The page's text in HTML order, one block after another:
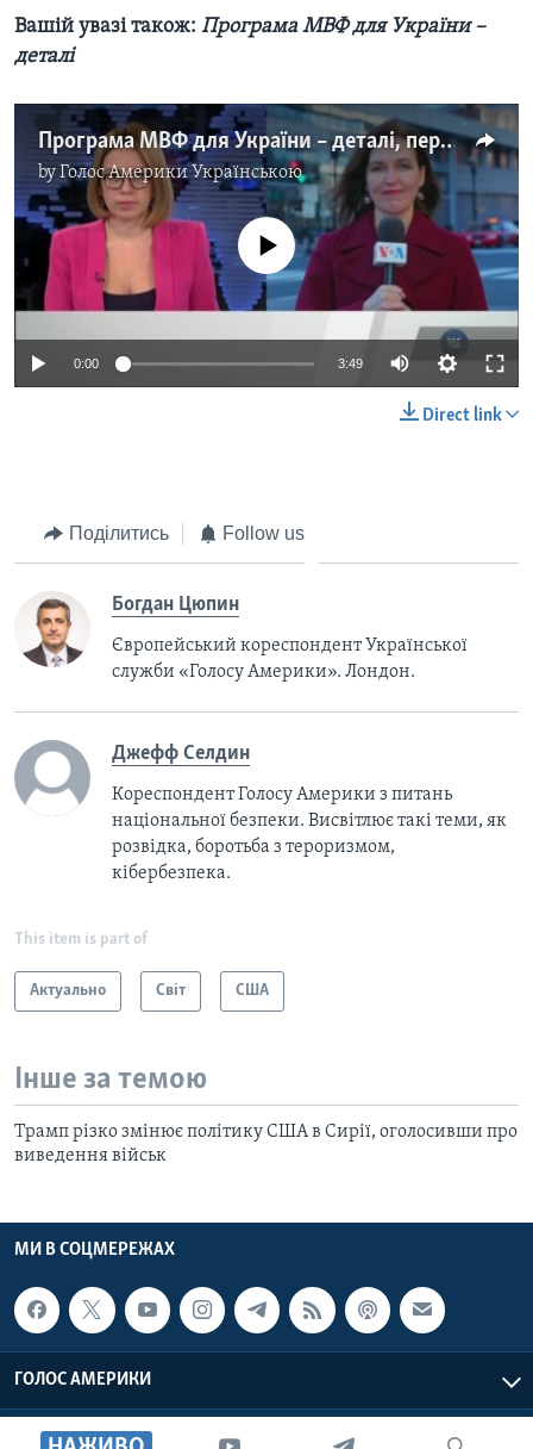
Вашій увазі також: Програма МВФ для України –
деталі
Програма МВФ для України – деталі, переваги, недоліки. Відео
byГолос Америки Українською
No media source currently available
0:00 3:49
Direct link
Поділитись Follow us
Богдан Цюпин
Європейський кореспондент Української
служби «Голосу Америки». Лондон.
Джефф Селдин
Кореспондент Голосу Америки з питань
національної безпеки. Висвітлює такі теми, як
розвідка, боротьба з тероризмом,
кібербезпека.
This item is part of
Актуально Світ США
Інше за темою
Трамп різко змінює політику США в Сирії, оголосивши про
виведення військ
МИ В СОЦМЕРЕЖАХ
ГОЛОС АМЕРИКИ
Голос Америки © 2026 VOA, Inc. Всі права захищені